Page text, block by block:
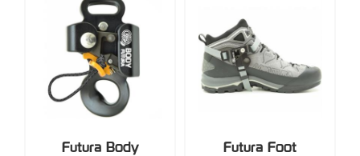
Futura Body Futura Foot